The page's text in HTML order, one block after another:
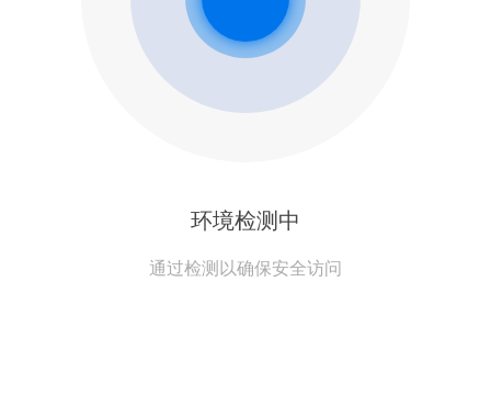
环境检测中
通过检测以确保安全访问